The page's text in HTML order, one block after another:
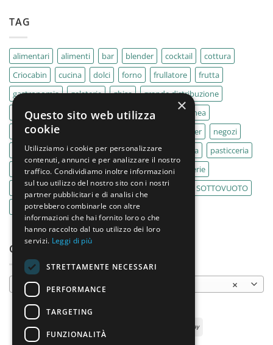
TAG
alimentari alimenti bar blender cocktail
cottura
Criocabin
cucina dolci forno frullatore
frutta
gastronomia
gelaterie ghisa
grande distribuzione
IMPASTATRICE
impastatrici kebab
La Felsinea
MACELLERIA
mixer
negozi
Outlet
pane panifici panificio paninoteca
pasticceria
pasticcerie
pescherie pizza pizzeria
pizzerie
PLANETARIA
pub ristoranti ristorazione
SOTTOVUOTO
supermercati
tavole calde tostiere
CATEGORIE PRODOTTO
×
Piani cottura elettrici
×
Questo sito web utilizza
cookie
Utilizziamo i cookie per personalizzare
contenuti, annunci e per analizzare il nostro
traffico. Condividiamo inoltre informazioni
sul tuo utilizzo del nostro sito con i nostri
partner pubblicitari e di analisi che
potrebbero combinarle con altre
informazioni che hai fornito loro o che
hanno raccolto dal tuo utilizzo dei loro
servizi. Leggi di più
STRETTAMENTE NECESSARI
PERFORMANCE
TARGETING
FUNZIONALITÀ